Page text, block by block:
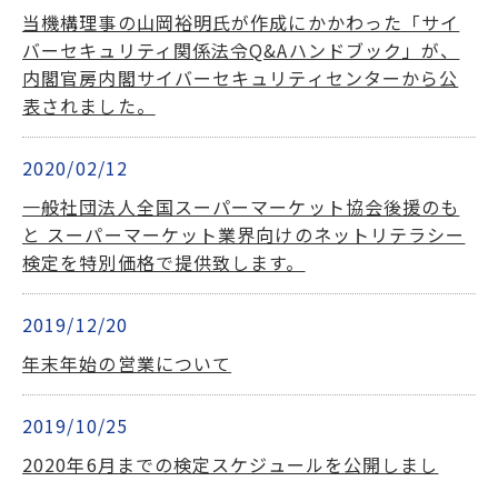
当機構理事の山岡裕明氏が作成にかかわった「サイ
バーセキュリティ関係法令Q&Aハンドブック」が、
内閣官房内閣サイバーセキュリティセンターから公
表されました。
2020/02/12
一般社団法人全国スーパーマーケット協会後援のも
と スーパーマーケット業界向けのネットリテラシー
検定を特別価格で提供致します。
2019/12/20
年末年始の営業について
2019/10/25
2020年6月までの検定スケジュールを公開しまし